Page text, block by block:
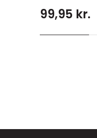
99,95 kr.